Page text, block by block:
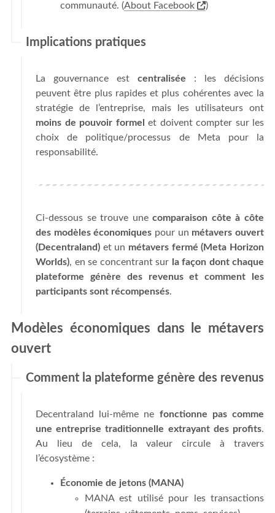
communauté. (About Facebook )
Implications pratiques
La gouvernance est centralisée : les décisions
peuvent être plus rapides et plus cohérentes avec la
stratégie de l’entreprise, mais les utilisateurs ont
moins de pouvoir formel
et doivent compter sur les
choix de politique/processus de Meta pour la
responsabilité.
Ci-dessous se trouve unecomparaison côte à côte
des modèles économiques pour un métavers ouvert
(Decentraland) et un métavers fermé (Meta Horizon
Worlds), en se concentrant sur la façon dont chaque
plateforme génère des revenus et comment les
participants sont récompensés.
Modèles économiques dans le métavers
ouvert
Comment la plateforme génère des revenus
Decentraland lui-même ne fonctionne pas comme
une entreprise traditionnelle extrayant des profits.
Au lieu de cela, la valeur circule à travers
l’écosystème :
Économie de jetons (MANA)
MANA est utilisé pour les transactions